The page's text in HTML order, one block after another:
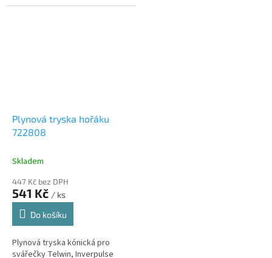
Plynová tryska hořáku
722808
Skladem
447 Kč bez DPH
541 Kč / ks
Do košíku
Plynová tryska kónická pro
svářečky Telwin, Inverpulse